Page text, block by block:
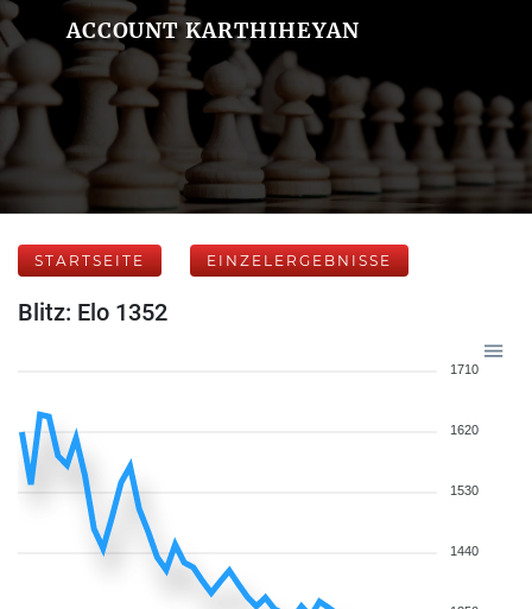
ACCOUNT KARTHIHEYAN
STARTSEITE EINZELERGEBNISSE
Blitz: Elo 1352
1710
1620
1530
1440